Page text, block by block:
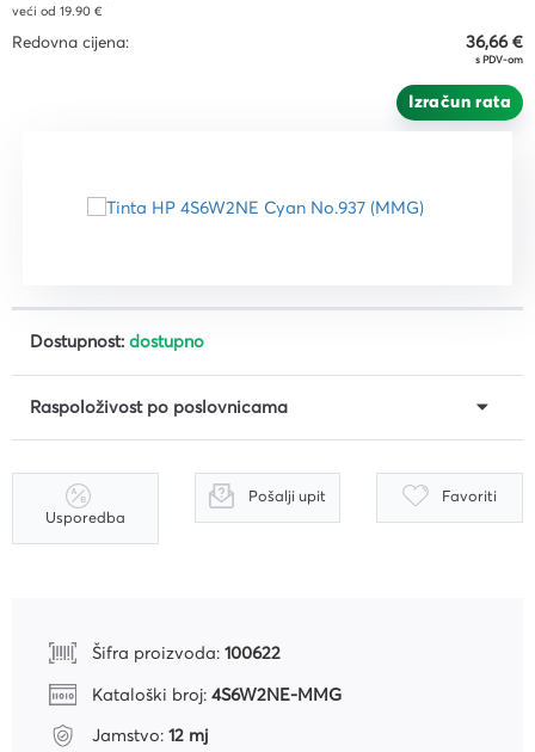
veći od 19.90 €
Redovna cijena: 36,66 €
s PDV-om
Izračun rata
Dostupnost: dostupno
Raspoloživost po poslovnicama
Usporedba
Pošalji upit Favoriti
Šifra proizvoda: 100622
Kataloški broj: 4S6W2NE-MMG
Jamstvo: 12 mj